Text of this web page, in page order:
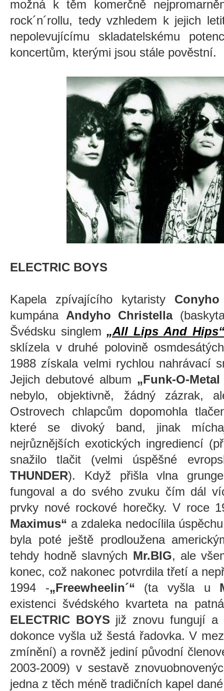
možná k těm komerčně
rock´n´rollu, tedy vzhledem k jejich
nepolevujícímu skladatelskému
koncertům, kterými jsou stále pověstní.
ELECTRIC BOYS
Kapela zpívajícího kytaristy
kumpána Andyho Christella
Švédsku singlem „All Lips And Hips“
sklízela v druhé polovině
1988 získala velmi rychlou nahrávací
Jejich debutové album „Funk-O-
nebylo, objektivně, žádný zázrak,
Ostrovech chlapcům dopomohla
které se divoký band, jinak
nejrůznějších exotických ingrediencí
snažilo tlačit (velmi úspěšné
THUNDER). Když přišla vlna
fungoval a do svého zvuku čím dál
prvky nové rockové horečky. V roce
Maximus“ a zdaleka nedocílila
byla poté ještě prodloužena
tehdy hodně slavných Mr.BIG, ale
konec, což nakonec potvrdila třetí a
1994 -„Freewheelin´“ (ta vyšla u
existenci švédského kvarteta na
ELECTRIC BOYS již znovu fungují a
dokonce vyšla už šestá řadovka. V
zmínění) a rovněž jediní původní
2003-2009) v sestavě
jedna z těch méně tradičních kapel